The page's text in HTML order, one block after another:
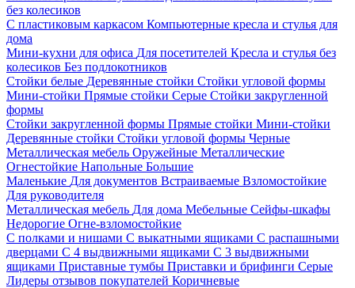
без колесиков
С пластиковым каркасом Компьютерные кресла и стулья для
дома
Мини-кухни для офиса Для посетителей Кресла и стулья без
колесиков Без подлокотников
Стойки белые Деревянные стойки Стойки угловой формы
Мини-стойки Прямые стойки Серые Стойки закругленной
формы
Стойки закругленной формы Прямые стойки Мини-стойки
Деревянные стойки Стойки угловой формы Черные
Металлическая мебель Оружейные Металлические
Огнестойкие Напольные Большие
Маленькие Для документов Встраиваемые Взломостойкие
Для руководителя
Металлическая мебель Для дома Мебельные Сейфы-шкафы
Недорогие Огне-взломостойкие
С полками и нишами С выкатными ящиками С распашными
дверцами С 4 выдвижными ящиками С 3 выдвижными
ящиками Приставные тумбы Приставки и брифинги Серые
Лидеры отзывов покупателей Коричневые